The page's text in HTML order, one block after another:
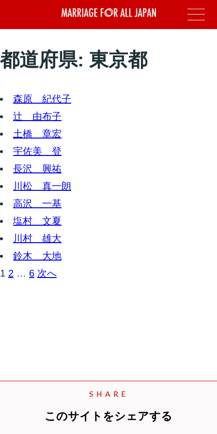
都道府県: 東京都
森原 紀代子
辻 由布子
土橋 章宏
宇佐美 登
長沢 興祐
川松 真一朗
高沢 一基
塩村 文夏
川村 雄大
鈴木 大地
1 2 … 6 次へ
SHARE
このサイトをシェアする